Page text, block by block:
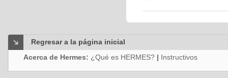
Regresar a la página inicial
Acerca de Hermes: ¿Qué es HERMES? | Instructivos